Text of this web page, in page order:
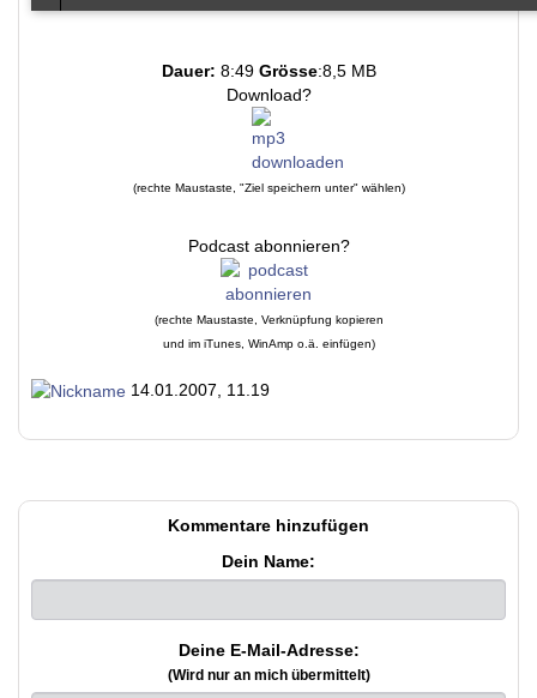
Dauer: 8:49 Grösse:8,5 MB
Download?
(rechte Maustaste, "Ziel speichern unter" wählen)
Podcast abonnieren?
(rechte Maustaste, Verknüpfung kopieren
und im iTunes, WinAmp o.ä. einfügen)
14.01.2007, 11.19
Kommentare hinzufügen
Dein Name:
Deine E-Mail-Adresse:
(Wird nur an mich übermittelt)